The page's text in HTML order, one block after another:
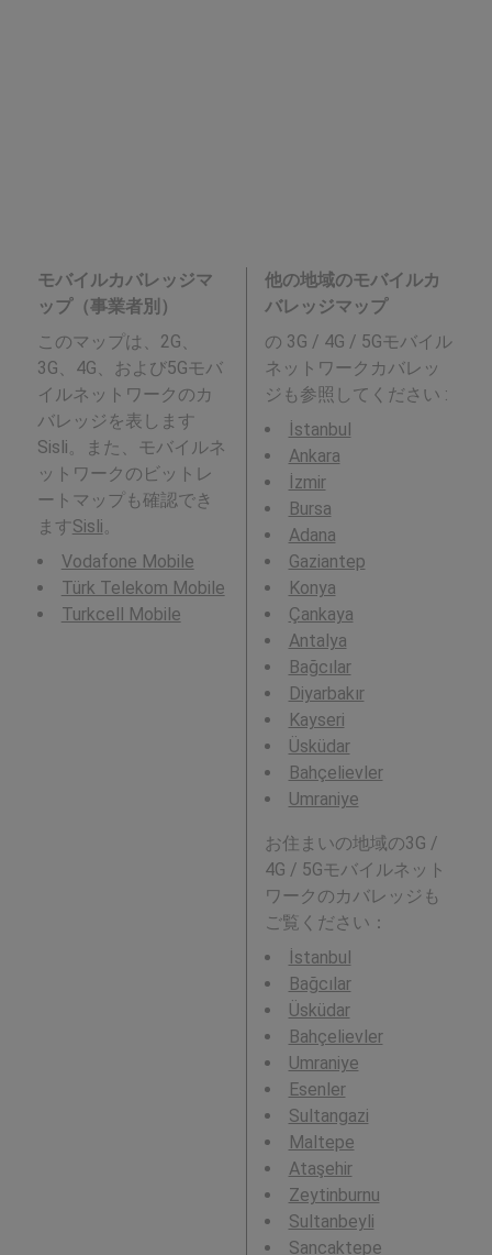
モバイルカバレッジマ
ップ（事業者別）
このマップは、2G、
3G、4G、および5Gモバ
イルネットワークのカ
バレッジを表します
Sisli。また、モバイルネ
ットワークのビットレ
ートマップも確認でき
ます Sisli 。
Vodafone Mobile
Türk Telekom Mobile
Turkcell Mobile
他の地域のモバイルカ
バレッジマップ
の 3G / 4G / 5Gモバイル
ネットワークカバレッ
ジも参照してください :
İstanbul
Ankara
İzmir
Bursa
Adana
Gaziantep
Konya
Çankaya
Antalya
Bağcılar
Diyarbakır
Kayseri
Üsküdar
Bahçelievler
Umraniye
お住まいの地域の3G /
4G / 5Gモバイルネット
ワークのカバレッジも
ご覧ください：
İstanbul
Bağcılar
Üsküdar
Bahçelievler
Umraniye
Esenler
Sultangazi
Maltepe
Ataşehir
Zeytinburnu
Sultanbeyli
Sancaktepe